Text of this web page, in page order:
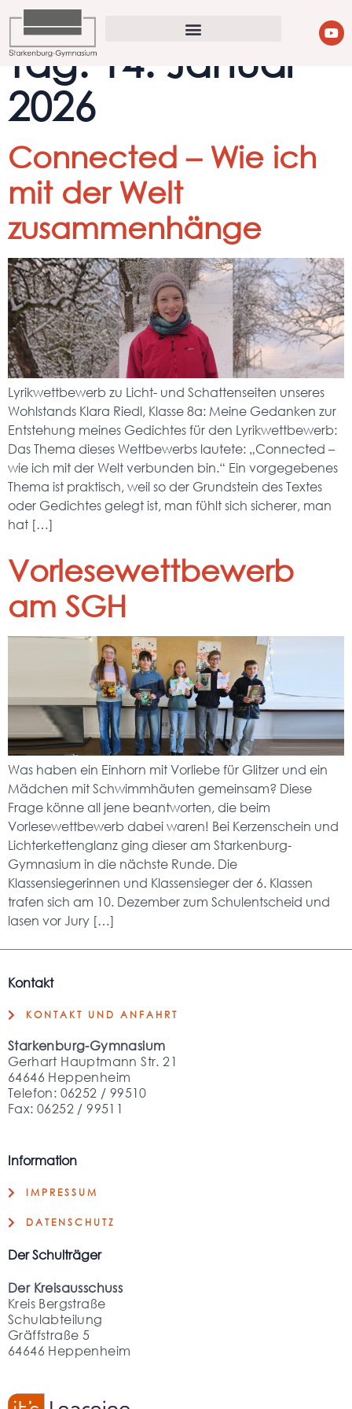
Tag: 14. Januar
2026
Connected – Wie ich
mit der Welt
zusammenhänge
Lyrikwettbewerb zu Licht- und Schattenseiten unseres
Wohlstands Klara Riedl, Klasse 8a: Meine Gedanken zur
Entstehung meines Gedichtes für den Lyrikwettbewerb:
Das Thema dieses Wettbewerbs lautete: „Connected –
wie ich mit der Welt verbunden bin.“ Ein vorgegebenes
Thema ist praktisch, weil so der Grundstein des Textes
oder Gedichtes gelegt ist, man fühlt sich sicherer, man
hat […]
Vorlesewettbewerb
am SGH
Was haben ein Einhorn mit Vorliebe für Glitzer und ein
Mädchen mit Schwimmhäuten gemeinsam? Diese
Frage könne all jene beantworten, die beim
Vorlesewettbewerb dabei waren! Bei Kerzenschein und
Lichterkettenglanz ging dieser am Starkenburg-
Gymnasium in die nächste Runde. Die
Klassensiegerinnen und Klassensieger der 6. Klassen
trafen sich am 10. Dezember zum Schulentscheid und
lasen vor Jury […]
Kontakt
KONTAKT UND ANFAHRT
Starkenburg-Gymnasium
Gerhart Hauptmann Str. 21
64646 Heppenheim
Telefon: 06252 / 99510
Fax: 06252 / 99511
Information
IMPRESSUM
DATENSCHUTZ
Der Schulträger
Der Kreisausschuss
Kreis Bergstraße
Schulabteilung
Gräffstraße 5
64646 Heppenheim